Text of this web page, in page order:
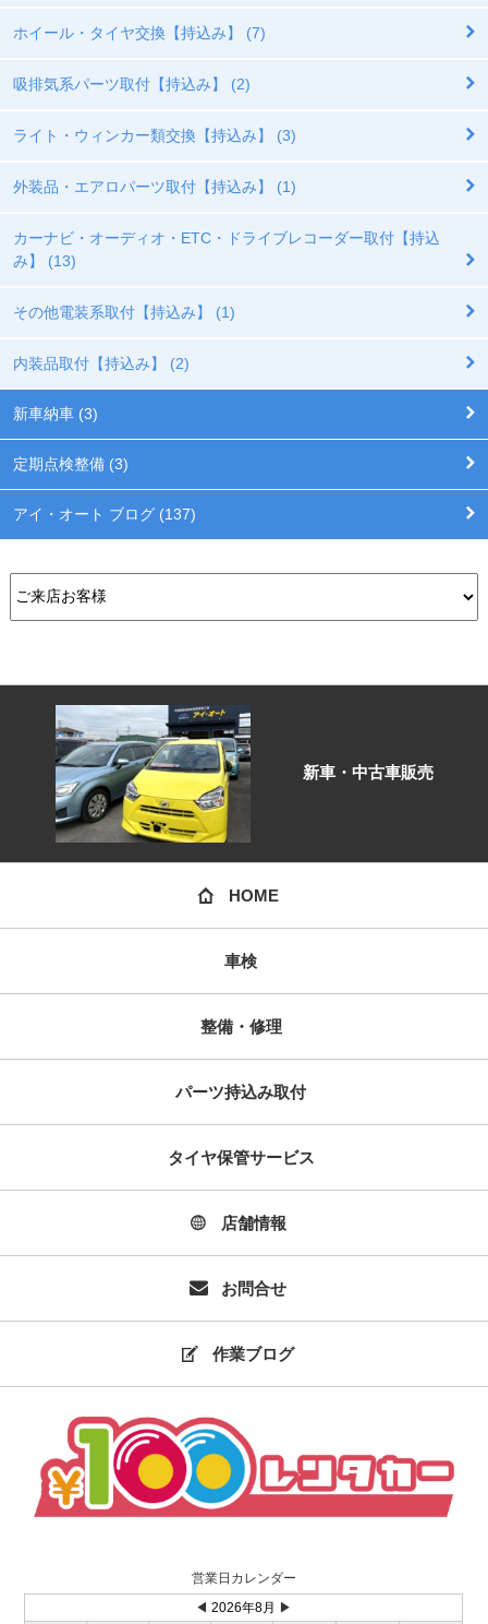
ホイール・タイヤ交換【持込み】 (7)
吸排気系パーツ取付【持込み】 (2)
ライト・ウィンカー類交換【持込み】 (3)
外装品・エアロパーツ取付【持込み】 (1)
カーナビ・オーディオ・ETC・ドライブレコーダー取付【持込
み】 (13)
その他電装系取付【持込み】 (1)
内装品取付【持込み】 (2)
新車納車 (3)
定期点検整備 (3)
アイ・オート ブログ (137)
新車・中古車販売
HOME
車検
整備・修理
パーツ持込み取付
タイヤ保管サービス
店舗情報
お問合せ
作業ブログ
営業日カレンダー
◀ 2026年8月 ▶